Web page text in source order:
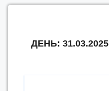
ДЕНЬ: 31.03.2025